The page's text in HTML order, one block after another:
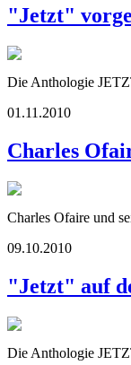
"Jetzt"
Die Anthologie
01.11.2010
Charles
Charles Ofaire und
09.10.2010
"Jetzt" auf
Die Anthologie